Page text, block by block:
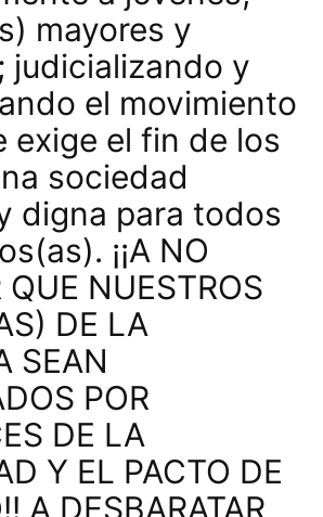
mayores y
judicializando y
el movimiento
exige el fin de los
sociedad
digna para todos
¡¡A NO
QUE NUESTROS
DE LA
SEAN
POR
DE LA
Y EL PACTO DE
A DESBARATAR